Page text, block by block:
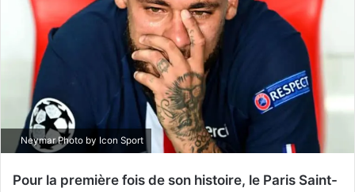
Neymar Photo by Icon Sport
Pour la première fois de son histoire, le Paris Saint-